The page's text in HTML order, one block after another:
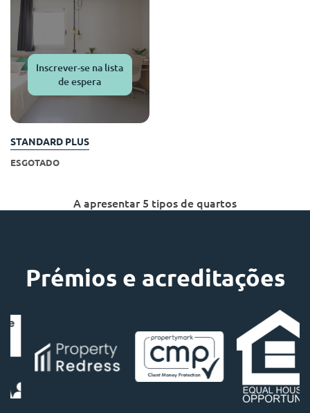
Inscrever-se na lista
de espera
STANDARD PLUS
ESGOTADO
A apresentar 5 tipos de quartos
Prémios e acreditações